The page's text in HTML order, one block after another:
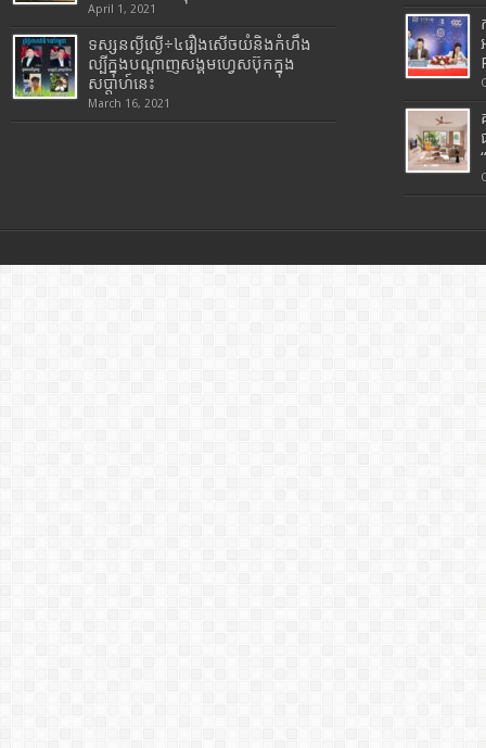
April 1, 2021
ទស្សនល្ងីល្ងើ÷៤រឿងសើចយំនិងកំហឹង
ល្បីក្នុងបណ្តាញសង្គមហ្វេសប៊ុកក្នុង
សប្តាហ៍នេះ
March 16, 2021